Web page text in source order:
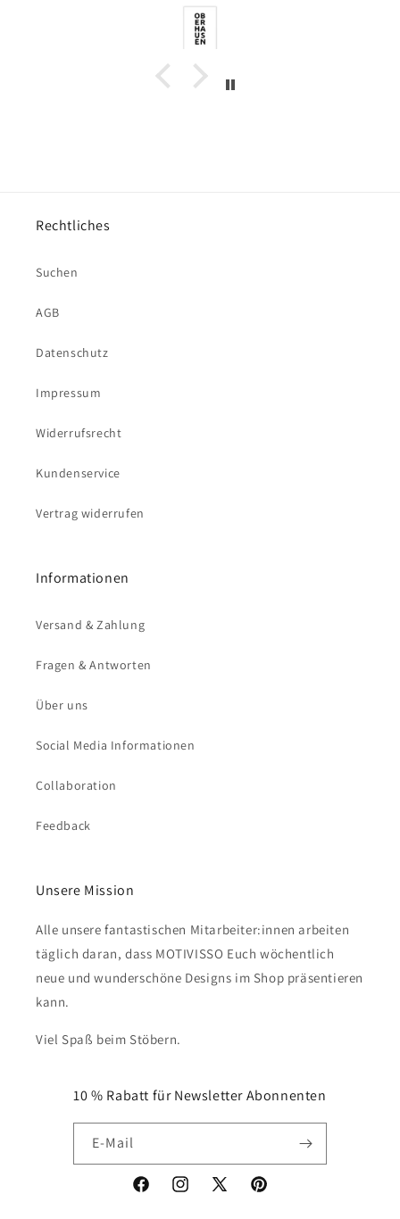
Rechtliches
Suchen
AGB
Datenschutz
Impressum
Widerrufsrecht
Kundenservice
Vertrag widerrufen
Informationen
Versand & Zahlung
Fragen & Antworten
Über uns
Social Media Informationen
Collaboration
Feedback
Unsere Mission
Alle unsere fantastischen Mitarbeiter:innen arbeiten
täglich daran, dass MOTIVISSO Euch wöchentlich
neue und wunderschöne Designs im Shop präsentieren
kann.
Viel Spaß beim Stöbern.
10 % Rabatt für Newsletter Abonnenten
E-Mail
FacebookInstagram
X
Pinterest